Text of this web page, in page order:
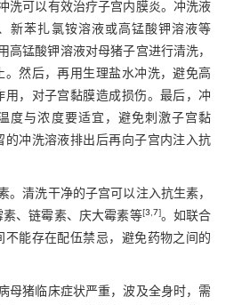
洗可以有效治疗子宫内膜炎。冲洗液
新苯扎氯铵溶液或高锰酸钾溶液等
高锰酸钾溶液对母猪子宫进行清洗，
。然后，再用生理盐水冲洗，避免高
用，对子宫黏膜造成损伤。最后，冲
度与浓度要适宜，避免刺激子宫黏
的冲洗溶液排出后再向子宫内注入抗
。清洗干净的子宫可以注入抗生素，
、链霉素、庆大霉素等[3,7]。如联合
不能存在配伍禁忌，避免药物之间的
母猪临床症状严重，波及全身时，需